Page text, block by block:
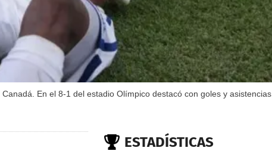
En el 8-1 del estadio Olímpico destacó con goles y asistencias.
ESTADÍSTICAS